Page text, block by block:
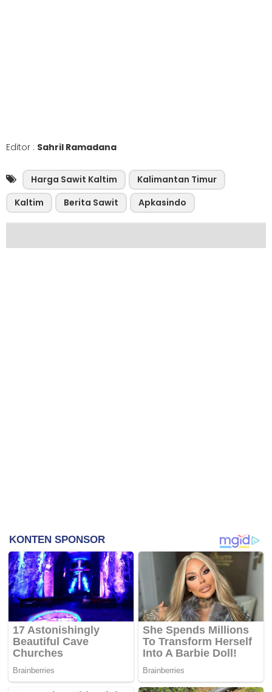
Editor : Sahril Ramadana
Harga Sawit Kaltim
Kalimantan Timur
Kaltim
Berita Sawit Apkasindo